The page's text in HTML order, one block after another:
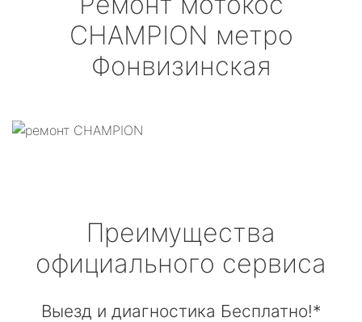
CHAMPION метро
Фонвизинская
Преимущества
официального сервиса
Выезд и диагностика Бесплатно!*